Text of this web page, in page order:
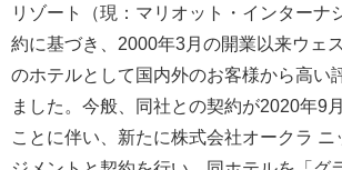
リゾート（現：マリオット・インターナ
約に基づき、2000年3月の開業以来ウェ
のホテルとして国内外のお客様から高い
ました。今般、同社との契約が2020年9
ことに伴い、新たに株式会社オークラ ニ